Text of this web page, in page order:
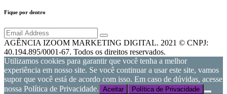
Fique por dentro
AGÊNCIA IZOOM MARKETING DIGITAL. 2021 © CNPJ:
40.194.895/0001-67. Todos os direitos reservados.
Utilizamos cookies para garantir que você tenha a melhor
experiência em nosso site. Se você continuar a usar este site, vamos
supor que você está de acordo com isso. Em caso de dúvidas, acesse
nossa Política de Privacidade. Aceitar Política de Privacidade